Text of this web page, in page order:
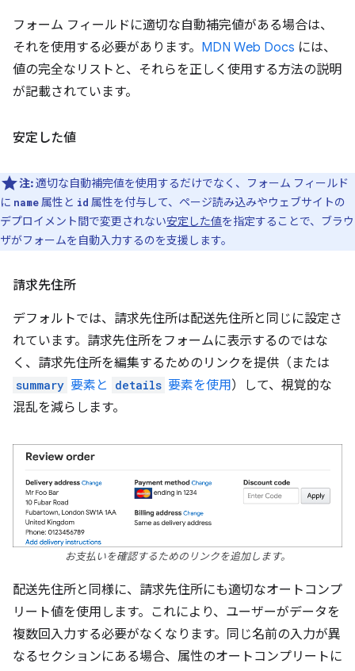
フォーム フィールドに適切な自動補完値がある場合は、
それを使用する必要があります。 MDN Web Docs には、
値の完全なリストと、それらを正しく使用する方法の説明
が記載されています。
安定した値
注:適切な自動補完値を使用するだけでなく、フォーム フィールド
に name属性と id 属性を付与して、ページ読み込みやウェブサイトの
デプロイメント間で変更されない安定した値を指定することで、ブラウ
ザがフォームを自動入力するのを支援します。
請求先住所
デフォルトでは、請求先住所は配送先住所と同じに設定さ
れています。請求先住所をフォームに表示するのではな
く、請求先住所を編集するためのリンクを提供（または
summary 要素と details 要素を使用）して、視覚的な
混乱を減らします。
お支払いを確認するためのリンクを追加します。
配送先住所と同様に、請求先住所にも適切なオートコンプ
リート値を使用します。これにより、ユーザーがデータを
複数回入力する必要がなくなります。同じ名前の入力が異
なるセクションにある場合、属性のオートコンプリートに